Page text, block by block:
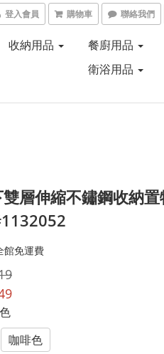
登入會員 購物車 聯絡我們
收納用品 餐廚用品
衛浴用品
層伸縮不鏽鋼收納
館免運費
咖啡色